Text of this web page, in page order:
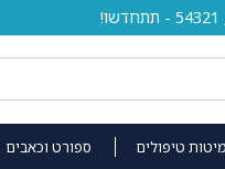
מיטות טיפולים ספורט וכאבים